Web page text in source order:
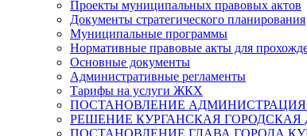
Проекты муниципальных правовых актов
Документы стратегического планирования
Муниципальные программы
Нормативные правовые акты для
Основные документы
Административные регламенты
Тарифы на услуги ЖКХ
ПОСТАНОВЛЕНИЕ АДМИНИСТРАЦИЯ
РЕШЕНИЕ КУРГАНСКАЯ ГОРОДСКАЯ
ПОСТАНОВЛЕНИЕ ГЛАВА ГОРОДА